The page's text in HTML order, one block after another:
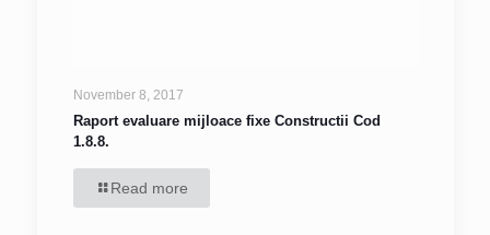
November 8, 2017
Raport evaluare mijloace fixe Constructii Cod
1.8.8.
Read more